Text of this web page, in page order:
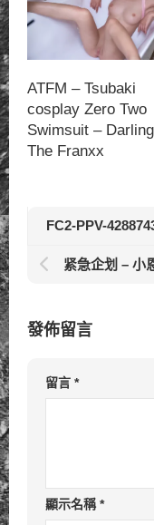
ATFM – Tsubaki
cosplay Zero Two
Swimsuit –
The Franxx
紧急企划 – 小
發佈留言
留言 *
顯示名稱*